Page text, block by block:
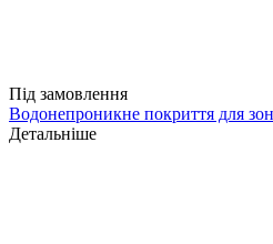
Під замовлення
Водонепроникне покриття для
Детальніше